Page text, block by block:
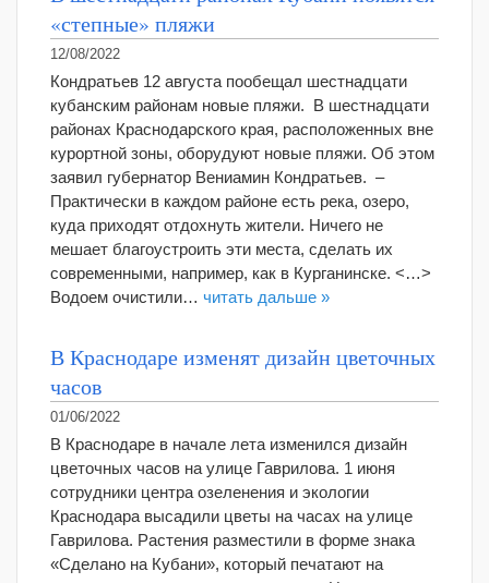
«степные» пляжи
12/08/2022
Кондратьев 12 августа пообещал шестнадцати
кубанским районам новые пляжи. В шестнадцати
районах Краснодарского края, расположенных вне
курортной зоны, оборудуют новые пляжи. Об этом
заявил губернатор Вениамин Кондратьев. –
Практически в каждом районе есть река, озеро,
куда приходят отдохнуть жители. Ничего не
мешает благоустроить эти места, сделать их
современными, например, как в Курганинске. <…>
Водоем очистили… читать дальше »
В Краснодаре изменят дизайн цветочных
часов
01/06/2022
В Краснодаре в начале лета изменился дизайн
цветочных часов на улице Гаврилова. 1 июня
сотрудники центра озеленения и экологии
Краснодара высадили цветы на часах на улице
Гаврилова. Растения разместили в форме знака
«Сделано на Кубани», который печатают на